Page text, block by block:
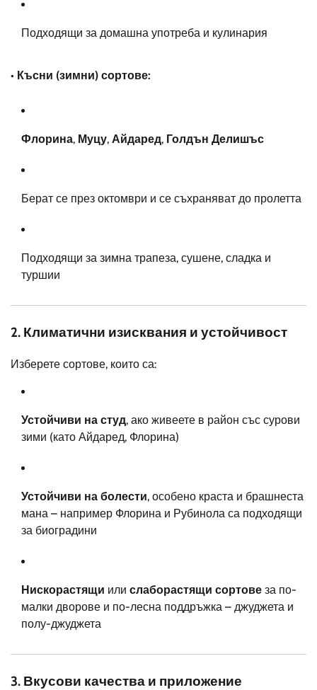
Подходящи за домашна употреба и кулинария
• Късни (зимни) сортове:
Флорина, Муцу, Айдаред, Голдън Делишъс
Берат се през октомври и се съхраняват до пролетта
Подходящи за зимна трапеза, сушене, сладка и
туршии
2. Климатични изисквания и устойчивост
Изберете сортове, които са:
Устойчиви на студ, ако живеете в район със сурови
зими (като Айдаред, Флорина)
Устойчиви на болести, особено краста и брашнеста
мана – например Флорина и Рубинола са подходящи
за биоградини
Нискорастящи или слаборастящи сортове за по-
малки дворове и по-лесна поддръжка – джуджета и
полу-джуджета
3. Вкусови качества и приложение